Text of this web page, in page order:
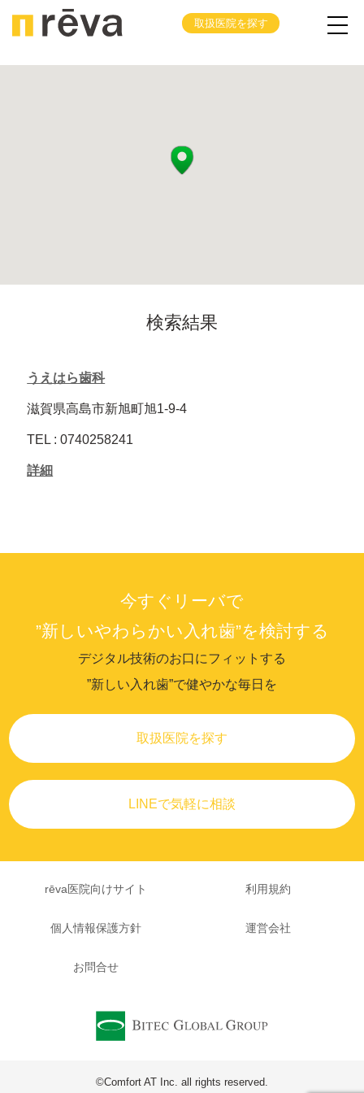
取扱医院を探す
検索結果
うえはら歯科
滋賀県高島市新旭町旭1-9-4
TEL : 0740258241
詳細
今すぐリーバで
”新しいやわらかい入れ歯”を検討する
デジタル技術のお口にフィットする
”新しい入れ歯”で健やかな毎日を
取扱医院を探す
LINEで気軽に相談
rēva医院向けサイト 利用規約
個人情報保護方針 運営会社
お問合せ
©Comfort AT Inc. all rights reserved.